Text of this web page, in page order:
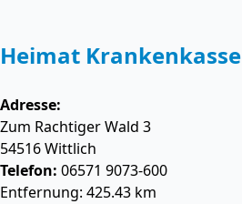
Heimat Krankenkasse
Adresse:
Zum Rachtiger Wald 3
54516Wittlich
Telefon: 06571 9073-600
Entfernung: 425.43 km